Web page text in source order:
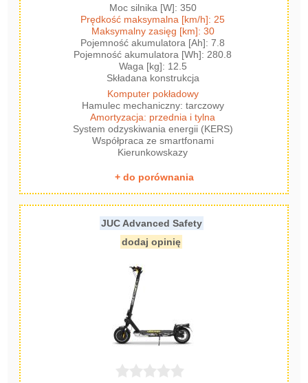
Moc silnika [W]: 350
Prędkość maksymalna [km/h]: 25
Maksymalny zasięg [km]: 30
Pojemność akumulatora [Ah]: 7.8
Pojemność akumulatora [Wh]: 280.8
Waga [kg]: 12.5
Składana konstrukcja
Komputer pokładowy
Hamulec mechaniczny: tarczowy
Amortyzacja: przednia i tylna
System odzyskiwania energii (KERS)
Współpraca ze smartfonami
Kierunkowskazy
+ do porównania
JUC Advanced Safety
dodaj opinię